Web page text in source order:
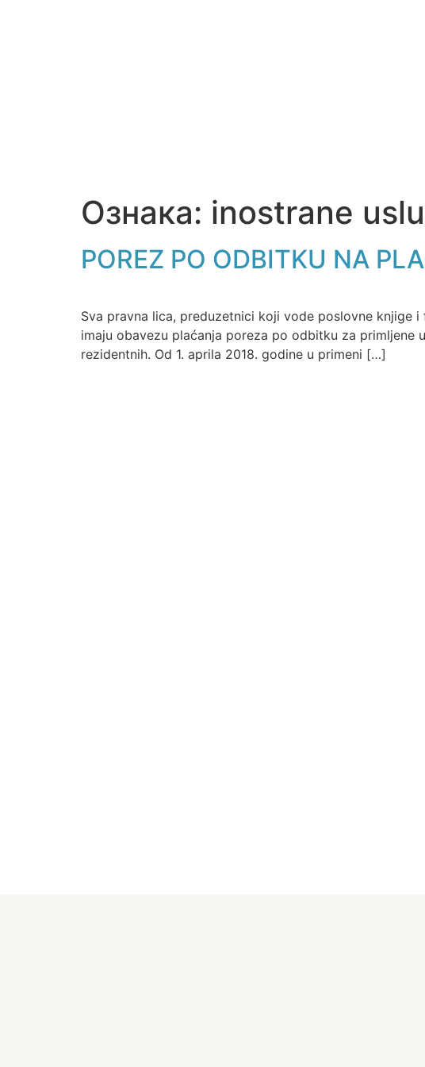
Ознака: inostrane
POREZ PO ODBITKU NA
Sva pravna lica, preduzetnici koji vode poslovne knjige
imaju obavezu plaćanja poreza po odbitku za primljene
rezidentnih. Od 1. aprila 2018. godine u primeni […]